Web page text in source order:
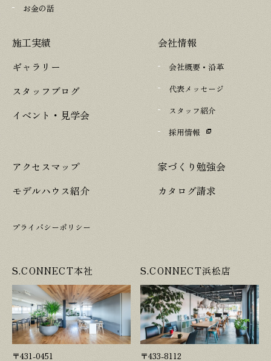
お金の話
施工実績
ギャラリー
スタッフブログ
イベント・見学会
会社情報
会社概要・沿革
代表メッセージ
スタッフ紹介
採用情報
アクセスマップ
モデルハウス紹介
家づくり勉強会
カタログ請求
プライバシーポリシー
S.CONNECT本社
〒431-0451
S.CONNECT浜松店
〒433-8112